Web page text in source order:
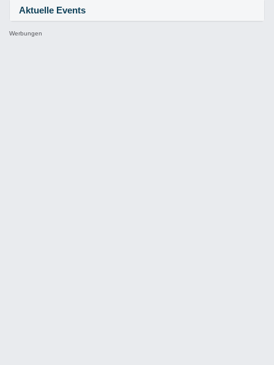
Aktuelle Events
Werbungen